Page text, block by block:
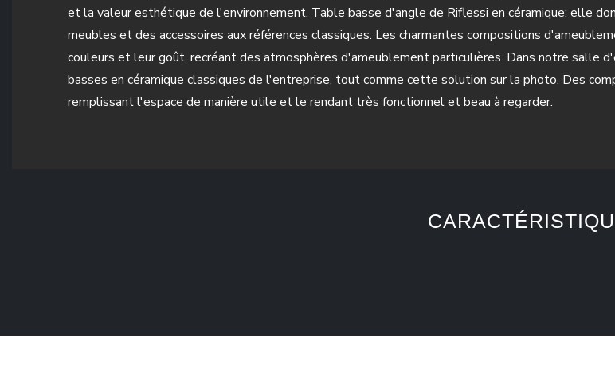
et la valeur esthétique de l'environnement. Table basse d'angle de Riflessi en céramique: elle
meubles et des accessoires aux références classiques. Les charmantes compositions
couleurs et leur goût, recréant des atmosphères d'ameublement particulières. Dans notre salle
basses en céramique classiques de l'entreprise, tout comme cette solution sur la photo. Des
remplissant l'espace de manière utile et le rendant très fonctionnel et beau à regarder.